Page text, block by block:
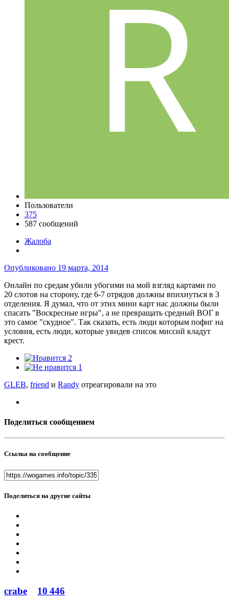
Пользователи
375
587 сообщений
Жалоба
Опубликовано 19 марта, 2014
Онлайн по средам убили убогими на мой взгляд картами по
20 слотов на сторону, где 6-7 отрядов должны впихнуться в 3
отделения. Я думал, что от этих мини карт нас должны были
спасать "Воскресные игры", а не превращать средный ВОГ в
это самое "скудное". Так сказать, есть люди которым пофиг на
условия, есть люди, которые увидев список миссий кладут
крест.
2
1
GLEB, friend и Randy отреагировали на это
Поделиться сообщением
Ссылка на сообщение
Поделиться на другие сайты
crabe 10 446